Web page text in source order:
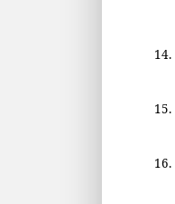
14.
15.
16.